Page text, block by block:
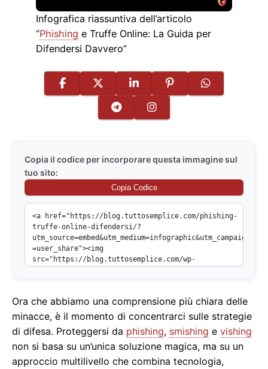
Infografica riassuntiva dell’articolo
“Phishing e Truffe Online: La Guida per
Difendersi Davvero”
Copia il codice per incorporare questa immagine sul
tuo sito:
Copia Codice
Ora che abbiamo una comprensione più chiara delle
minacce, è il momento di concentrarci sulle strategie
di difesa. Proteggersi da phishing, smishing e vishing
non si basa su un’unica soluzione magica, ma su un
approccio multilivello che combina tecnologia,